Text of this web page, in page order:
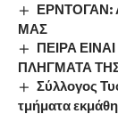
ΕΡΝΤΟΓΑΝ:
ΜΑΣ
ΠΕΙΡΑ
ΠΛΗΓΜΑΤΑ
Σύλλογος
τμήματα